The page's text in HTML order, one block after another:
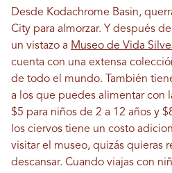
Desde Kodachrome Basin,
City para almorzar. Y después
un vistazo a Museo de Vida
cuenta con una extensa
de todo el mundo. También
a los que puedes alimentar con
$5 para niños de 2 a 12 años y
los ciervos tiene un costo
visitar el museo, quizás quieras
descansar. Cuando viajas con